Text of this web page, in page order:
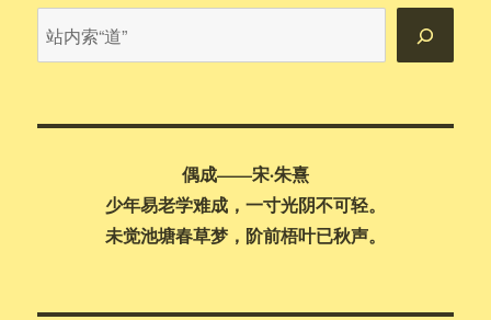
记
之
行
生
内
偶成——宋·朱熹
少年易老学难成，一寸光阴不可轻。
未觉池塘春草梦，阶前梧叶已秋声。